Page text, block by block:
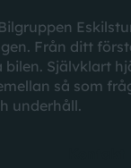
Från ditt
bilen. Självklart
så som
underhåll.